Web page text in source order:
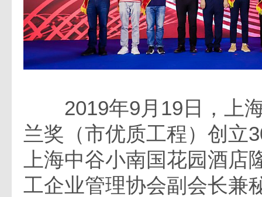
2019年9月19日，上海
兰奖（市优质工程）创立
上海中谷小南国花园酒店
工企业管理协会副会长兼